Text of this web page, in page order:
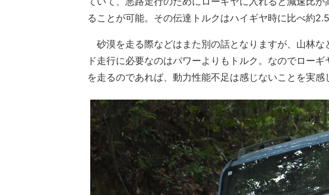
ることが可能。その伝達トルクはハイギヤ時に比べ約2.5
砂漠を走る際などはまた別の話となりますが、山林な
ド走行に必要なのはパワーよりもトルク。なのでロー
を走るのであれば、動力性能不足は感じないことを実感